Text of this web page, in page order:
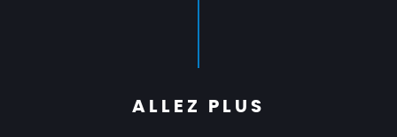
ALLEZ PLUS